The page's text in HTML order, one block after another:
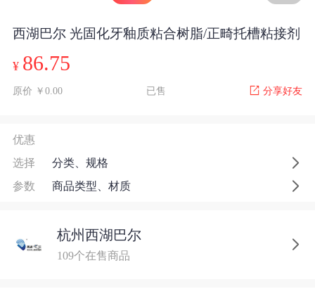
西湖巴尔 光固化牙釉质粘合树脂/正畸托槽粘接剂
¥ 86.75
原价 ￥0.00 已售 分享好友
优惠
选择
分类、规格
参数
商品类型、材质
杭州西湖巴尔
109个在售商品